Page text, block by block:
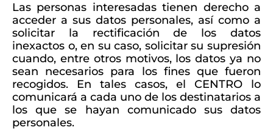
Las personas interesadas tienen derecho a
acceder a sus datos personales, así como a
solicitar la rectificación de los datos
inexactos o, en su caso, solicitar su supresión
cuando, entre otros motivos, los datos ya no
sean necesarios para los fines que fueron
recogidos. En tales casos, el CENTRO lo
comunicará a cada uno de los destinatarios a
los que se hayan comunicado sus datos
personales.